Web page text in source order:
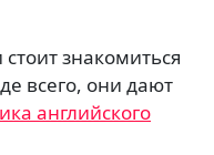
знакомиться
всего, они дают
английского